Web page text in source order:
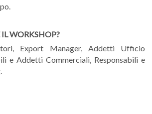
WORKSHOP?
Export Manager, Addetti Ufficio
e Addetti Commerciali, Responsabili e